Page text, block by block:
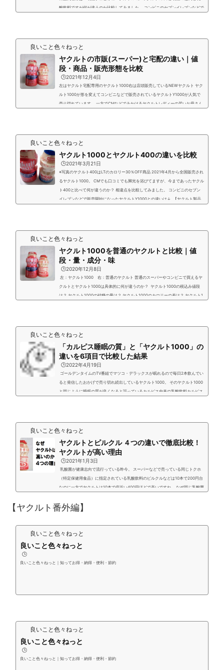
酸飲料ですが何が違うのか比較してみました。 コンビニのセブンイレブンなどで
クルト1000とヤクルト400の違いを比較 ヤ...
良いこと色々ねっと
ヤクルトの市販(スーパー)と宅配の違い｜値
段・商品・販売形態を比較
🕒️2021年12月4日
左はヤクルト宅配専用のヤクルト1000右は店頭販売しているNEWヤクルト ヤク
ルト1000が形を変えてコンビニなどで販売されているヤクルトY1000が人気で
売り切れています。 一方でCMなどでみかけるヤクルトレディーの若いお母さん
ンビニの市販で買えるヤクルト製品にと比べて ...
良いこと色々ねっと
ヤクルト1000とヤクルト400の違いを比較
🕒️2021年3月21日
※写真のヤクルト400はLTのカロリー30％OFF商品 2021年4月から全国販売され
るヤクルト1000。 CMでも口コミでも脚光を浴びてますが、今まであったヤクル
ト400と比べて何が違うのか？ 相違点を比較してみました。 コンビニのセブン
イレブンなどで販売開始になったヤクルトY1000との違いは↓ 【ヤクルト製品
良いこと色々ねっと
ヤクルト1000を普通のヤクルトと比較｜値
段・量・成分・味
🕒️2020年12月8日
左：ヤクルト1000 右：普通のヤクルト 普通のスーパーやコンビニで買えるヤ
クルトとヤクルト1000は具体的に何が違うのか？ ヤクルト1000の税込み値段
は？ ヤクルト1000の砂糖の量は？ ヤクルト1000のカロリーの差は？ ヤクルト1
などで販売開始になったヤクルトY1000と...
良いこと色々ねっと
「カルピス睡眠の質」と「ヤクルト1000」の
違いを6項目で比較した結果
🕒️2022年4月19日
ゴールデンタイムのTV番組でマツコ・デラックスが眠れるので毎日2本飲んでい
ると発信したおかげで売り切れ続出しているヤクルト1000。 そのヤクルト1000
と同じように睡眠の質が良くなると謳っているカルピス由来の乳酸飲料カルピス
用してみましたが・・・ ヤクルト1000とカル...
良いこと色々ねっと
ヤクルトとピルクル ４つの違いで徹底比較！
ヤクルトが高い理由
🕒️2021年1月3日
乳酸菌が健康志向で流行っている昨今。 スーパーなどで売っている同じトクホ
（特定保健用食品）に指定されている乳酸飲料のピルクルなどは10本で200円台
なのに一方でヤクルトは10本で倍近い400円ほどで高いですね。 なぜ同じ乳酸菌
されているヤクルトとピルクルを例にとって比較してみました。ヤクルトが他の
【ヤクルト番外編】
良いこと色々ねっと
良いこと色々ねっと
🕒️
良いこと色々ねっと｜知ってお得・納得・便利・節約
良いこと色々ねっと
良いこと色々ねっと
🕒️
良いこと色々ねっと｜知ってお得・納得・便利・節約